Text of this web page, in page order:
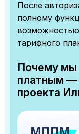
После
полному
тарифного
Почему мы
платным —
проекта